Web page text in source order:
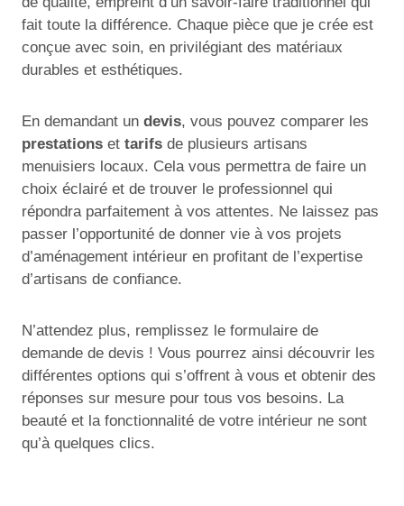
fait toute la différence. Chaque pièce que je crée est
conçue avec soin, en privilégiant des matériaux
durables et esthétiques.
En demandant un devis, vous pouvez comparer les
prestations et tarifs de plusieurs artisans
menuisiers locaux. Cela vous permettra de faire un
choix éclairé et de trouver le professionnel qui
répondra parfaitement à vos attentes. Ne laissez pas
passer l’opportunité de donner vie à vos projets
d’aménagement intérieur en profitant de l’expertise
d’artisans de confiance.
N’attendez plus, remplissez le formulaire de
demande de devis ! Vous pourrez ainsi découvrir les
différentes options qui s’offrent à vous et obtenir des
réponses sur mesure pour tous vos besoins. La
beauté et la fonctionnalité de votre intérieur ne sont
qu’à quelques clics.